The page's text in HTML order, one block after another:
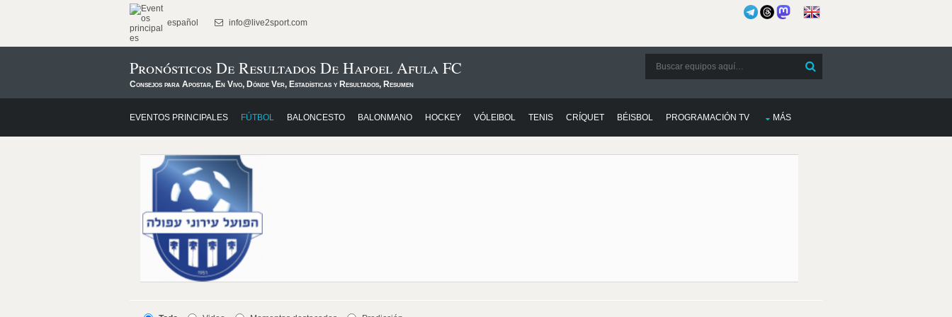
español info@live2sport.com
Pronósticos De Resultados De Hapoel Afula FC
Consejos para Apostar, En Vivo, Dónde Ver, Estadísticas y Resultados, Resumen
EVENTOS PRINCIPALES FÚTBOL BALONCESTO BALONMANO HOCKEY VÓLEIBOL TENIS CRÍQUET BÉISBOL PROGRAMACIÓN TV MÁS